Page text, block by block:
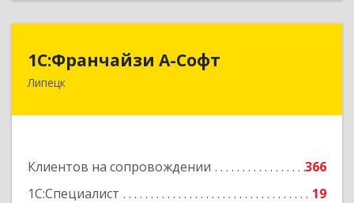
1С:Франчайзи А-Софт
Липецк
Клиентов на сопровождении
366
1С:Специалист
19
1С:Франчайзи А-Софт
398059, Липецкая обл, Липецк г, Фрунзе ул,